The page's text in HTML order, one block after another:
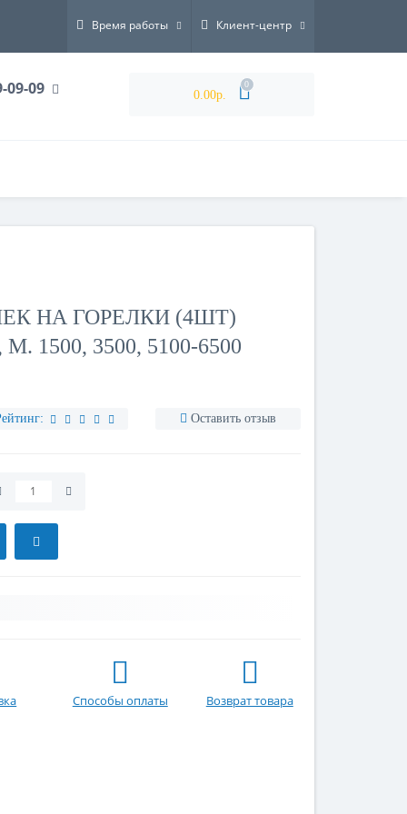
Время работы Клиент-центр
09-09 0.00р.
0
НА ГОРЕЛКИ (4ШТ)
1500, 3500, 5100-6500
Оставить отзыв
Способы оплаты Возврат товара